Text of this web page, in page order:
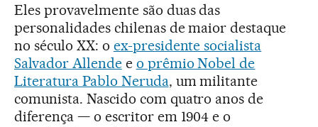
Eles provavelmente são duas das
personalidades chilenas de maior destaque
no século XX: o ex-presidente socialista
Salvador Allendee o prêmio Nobel de
Literatura Pablo Neruda, um militante
comunista. Nascido com quatro anos de
diferença — o escritor em 1904 e o